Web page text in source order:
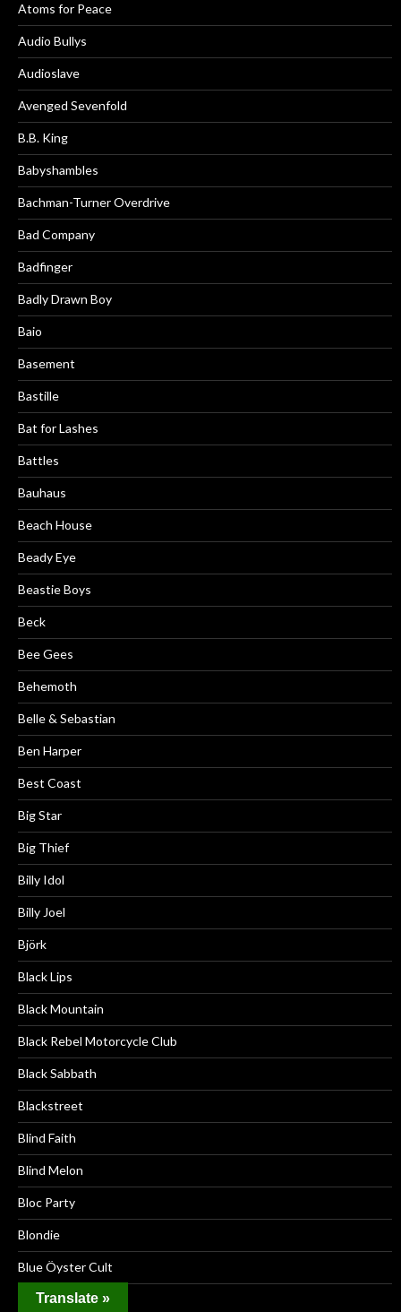
Atoms for Peace
Audio Bullys
Audioslave
Avenged Sevenfold
B.B. King
Babyshambles
Bachman-Turner Overdrive
Bad Company
Badfinger
Badly Drawn Boy
Baio
Basement
Bastille
Bat for Lashes
Battles
Bauhaus
Beach House
Beady Eye
Beastie Boys
Beck
Bee Gees
Behemoth
Belle & Sebastian
Ben Harper
Best Coast
Big Star
Big Thief
Billy Idol
Billy Joel
Björk
Black Lips
Black Mountain
Black Rebel Motorcycle Club
Black Sabbath
Blackstreet
Blind Faith
Blind Melon
Bloc Party
Blondie
Blue Öyster Cult
BlurTranslate »